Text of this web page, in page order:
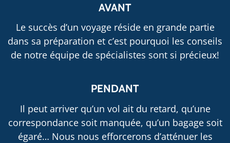
AVANT
Le succès d’un voyage réside en grande partie
dans sa préparation et c’est pourquoi les conseils
de notre équipe de spécialistes sont si précieux!
PENDANT
Il peut arriver qu’un vol ait du retard, qu’une
correspondance soit manquée, qu’un bagage soit
égaré… Nous nous efforcerons d’atténuer les